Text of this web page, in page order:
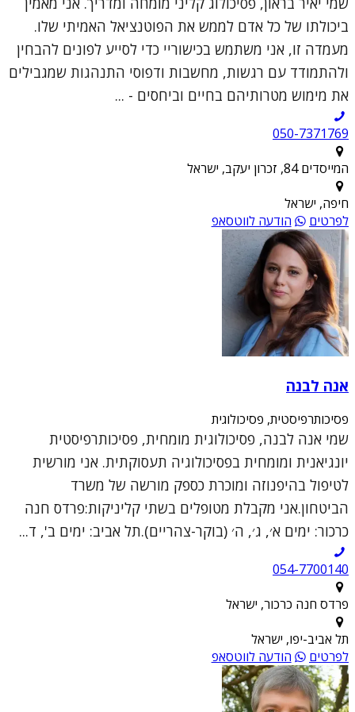
ביכולתו של כל אדם לממש את הפוטנציאל האמיתי שלו.
מעמדה זו, אני משתמש בכישוריי כדי לסייע לפונים להבחין
ולהתמודד עם רגשות, מחשבות ודפוסי התנהגות שמגבילים
את מימוש מטרותיהם בחיים וביחסים - ...
050-7371769
המייסדים 84, זכרון יעקב, ישראל
חיפה, ישראל
לפרטים
הודעה לווטסאפ
אנה לבנה
פסיכותרפיסטית, פסיכולוגית
שמי אנה לבנה, פסיכולוגית מומחית, פסיכותרפיסטית
יונגיאנית ומומחית בפסיכולוגיה תעסוקתית. אני מורשית
לטיפול בהיפנוזה ומוכרת כספק מורשה של משרד
הביטחון.אני מקבלת מטופלים בשתי קליניקות:פרדס חנה
כרכור: ימים א׳, ג׳, ה׳ (בוקר-צהריים).תל אביב: ימים ב', ד...
054-7700140
פרדס חנה כרכור, ישראל
תל אביב-יפו, ישראל
לפרטים
הודעה לווטסאפ